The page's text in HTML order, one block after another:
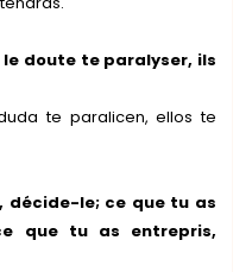
doute te paralyser, ils
te paralicen, ellos te
décide-le; ce que tu as
que tu as entrepris,